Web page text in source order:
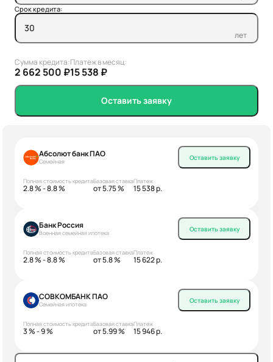
Срок кредита:
лет
Сумма кредита:
2 662 500 ₽
Платеж в месяц:
15 538 ₽
Оставить заявку
Абсолют банк ПАО
Семейная
Полная стоимость кредита
2.8 % - 8.8 %
Базовая ставка
от 5.75 %
Платеж
15 538 р.
Оставить заявку
Банк Россия
Военная семейная ипотека
Полная стоимость кредита
2.8 % - 8.8 %
Базовая ставка
от 5.8 %
Платеж
15 622 р.
Оставить заявку
СОВКОМБАНК ПАО
Семейная ипотека
Полная стоимость кредита
3 % - 9 %
Базовая ставка
от 5.99 %
Платеж
15 946 р.
Оставить заявку